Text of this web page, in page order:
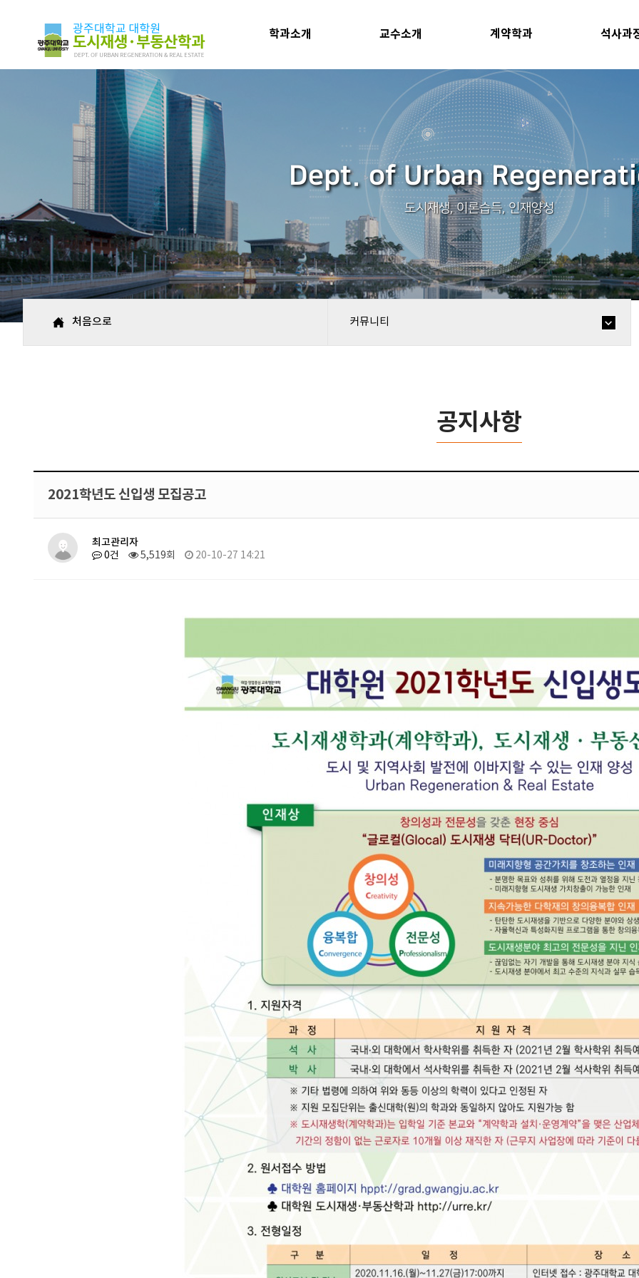
학과소개 교수소개 계약학과 석사과
Dept. of Urban
도시재생, 이론습득, 인재양성
처음으로 커뮤니티
공지사항
2021학년도 신입생 모집공고
최고관리자
0건 5,519회 20-10-27 14:21